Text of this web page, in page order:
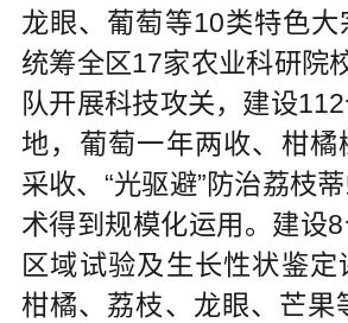
龙眼、葡萄等10类特色
统筹全区17家农业科研院
队开展科技攻关，建设
地，葡萄一年两收、柑橘
采收、“光驱避”防治荔枝
术得到规模化运用。建设
区域试验及生长性状鉴
柑橘、荔枝、龙眼、芒果